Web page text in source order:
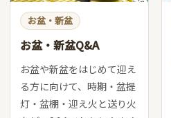
お盆・新盆
お盆・新盆Q&A
お盆や新盆をはじめて迎え
る方に向けて、時期・盆提
灯・盆棚・迎え火と送り火